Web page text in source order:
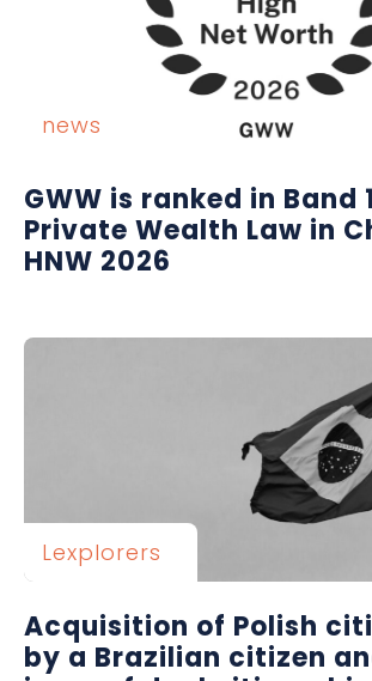
news
GWW is ranked in Band
Private Wealth Law in
HNW 2026
Lexplorers
Acquisition of Polish
by a Brazilian citizen